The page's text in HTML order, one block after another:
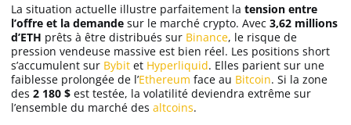
La situation actuelle illustre parfaitement la tension entre
l’offre et la demande sur le marché crypto. Avec 3,62 millions
d’ETH prêts à être distribués sur Binance, le risque de
pression vendeuse massive est bien réel. Les positions short
s’accumulent sur Bybit et Hyperliquid. Elles parient sur une
faiblesse prolongée de l’Ethereum face au Bitcoin. Si la zone
des 2 180 $ est testée, la volatilité deviendra extrême sur
l’ensemble du marché des altcoins.